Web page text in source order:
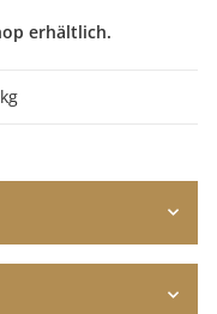
erhältlich.